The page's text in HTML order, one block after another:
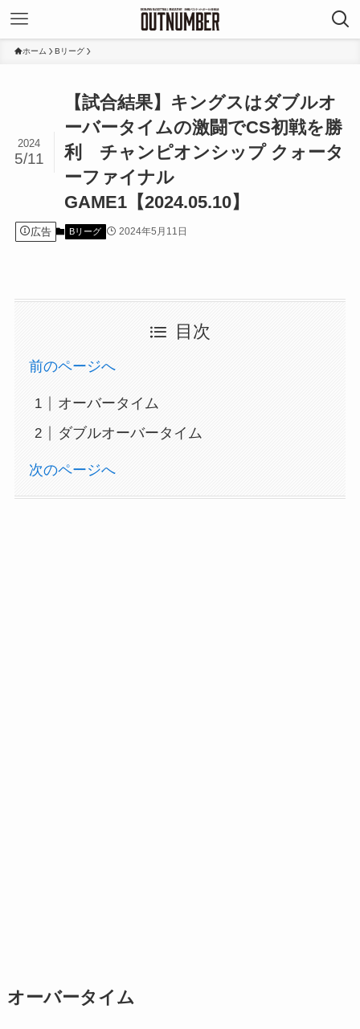
ホーム Bリーグ
【試合結果】キングスはダブルオ
ーバータイムの激闘でCS初戦を勝
利 チャンピオンシップ クォータ
ーファイナル
GAME1【2024.05.10】
2024
5/11
広告 Bリーグ 2024年5月11日
目次
前のページへ
オーバータイム
ダブルオーバータイム
次のページへ
オーバータイム